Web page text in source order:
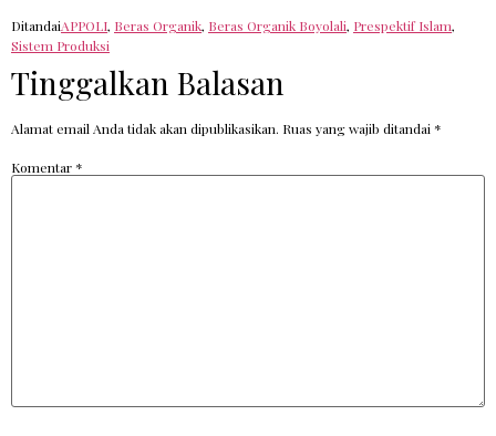
DitandaiAPPOLI, Beras Organik, Beras Organik Boyolali, Prespektif Islam,
Sistem Produksi
Tinggalkan Balasan
Alamat email Anda tidak akan dipublikasikan. Ruas yang wajib ditandai*
Komentar*